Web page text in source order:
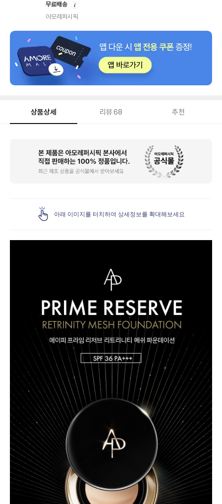
무료배송
아모레퍼시픽
상품상세 리뷰68 추천
아래 이미지를 터치하여 상세정보를 확대해보세요